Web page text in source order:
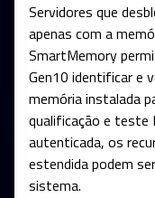
Servidores que
apenas com a
SmartMemory
Gen10 identificar e
memória instalada
qualificação e teste
autenticada, os
estendida podem
sistema.